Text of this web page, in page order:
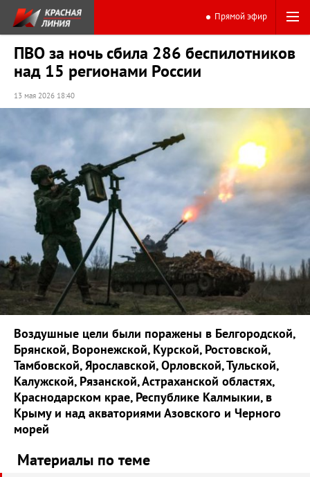
Прямой эфир
ПВО за ночь сбила 286 беспилотников
над 15 регионами России
13 мая 2026 18:40
Воздушные цели были поражены в Белгородской,
Брянской, Воронежской, Курской, Ростовской,
Тамбовской, Ярославской, Орловской, Тульской,
Калужской, Рязанской, Астраханской областях,
Краснодарском крае, Республике Калмыкии, в
Крыму и над акваториями Азовского и Черного
морей
Материалы по теме